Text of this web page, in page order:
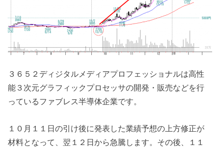
３６５２ディジタルメディアプロフェッショナルは高性
能３次元グラフィックプロセッサの開発・販売などを行
っているファブレス半導体企業です。
１０月１１日の引け後に発表した業績予想の上方修正が
材料となって、翌１２日から急騰します。その後、１１